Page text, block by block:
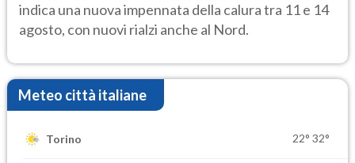
indica una nuova impennata della calura tra 11 e 14
agosto, con nuovi rialzi anche al Nord.
Meteo città italiane
Torino 22° 32°